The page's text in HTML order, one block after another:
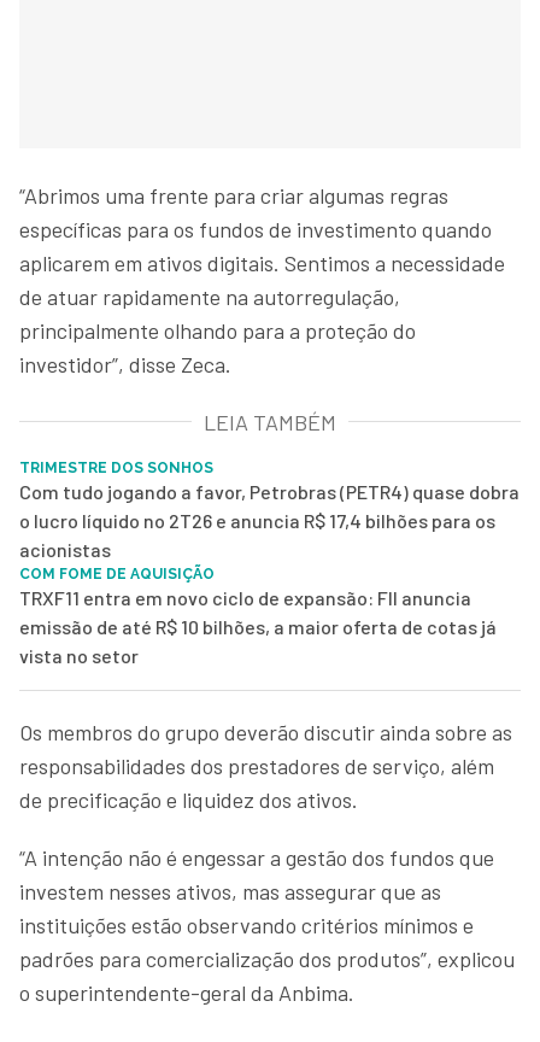
“Abrimos uma frente para criar algumas regras
específicas para os fundos de investimento quando
aplicarem em ativos digitais. Sentimos a necessidade
de atuar rapidamente na autorregulação,
principalmente olhando para a proteção do
investidor”, disse Zeca.
LEIA TAMBÉM
TRIMESTRE DOS SONHOS
Com tudo jogando a favor, Petrobras (PETR4) quase dobra
o lucro líquido no 2T26 e anuncia R$ 17,4 bilhões para os
acionistas
COM FOME DE AQUISIÇÃO
TRXF11 entra em novo ciclo de expansão: FII anuncia
emissão de até R$ 10 bilhões, a maior oferta de cotas já
vista no setor
Os membros do grupo deverão discutir ainda sobre as
responsabilidades dos prestadores de serviço, além
de precificação e liquidez dos ativos.
“A intenção não é engessar a gestão dos fundos que
investem nesses ativos, mas assegurar que as
instituições estão observando critérios mínimos e
padrões para comercialização dos produtos”, explicou
o superintendente-geral da Anbima.